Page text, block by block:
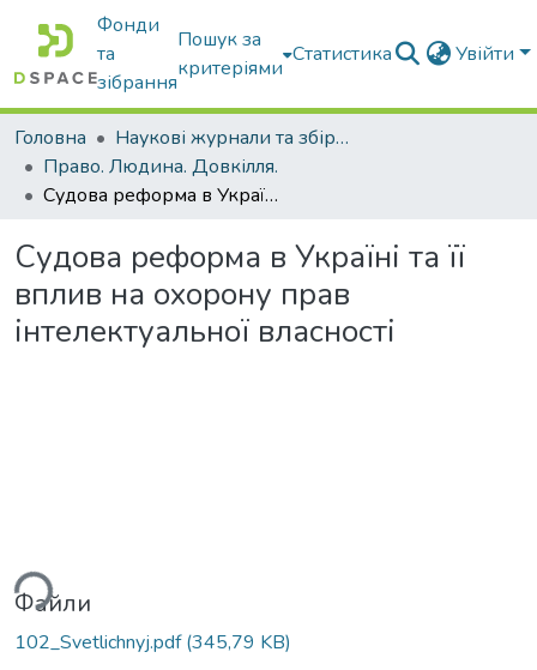
Фонди
та
зібрання
Пошук за
критеріями
Статистика Увійти
Головна
Наукові журнали та збірники видань
Право. Людина. Довкілля.
Судова реформа в Україні та її вплив на охорону прав інтелектуальної власності
Судова реформа в Україні та її
вплив на охорону прав
інтелектуальної власності
Файли
102_Svetlichnyj.pdf(345,79 KB)